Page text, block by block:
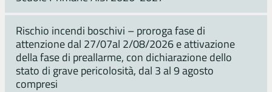
Rischio incendi boschivi – proroga fase di
attenzione dal 27/07al 2/08/2026 e attivazione
della fase di preallarme, con dichiarazione dello
stato di grave pericolosità, dal 3 al 9 agosto
compresi